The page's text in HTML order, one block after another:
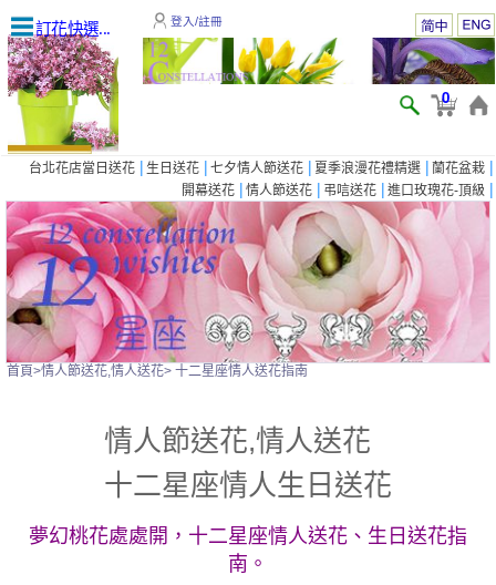
訂花快選... 登入/註冊
0
台北花店當日送花 | 生日送花 | 七夕情人節送花 | 夏季浪漫花禮精選 | 蘭花盆栽 |
開幕送花 | 情人節送花 | 弔唁送花 | 進口玫瑰花-頂級 |
首頁>情人節送花,情人送花> 十二星座情人送花指南
情人節送花,情人送花
十二星座情人生日送花
夢幻桃花處處開，十二星座情人送花、生日送花指
南。